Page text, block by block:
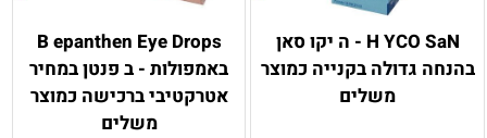
H YCO SaN - ה יקו סאן
בהנחה גדולה בקנייה כמוצר
משלים
B epanthen Eye Drops
באמפולות - ב פנטן במחיר
אטרקטיבי ברכישה כמוצר
משלים